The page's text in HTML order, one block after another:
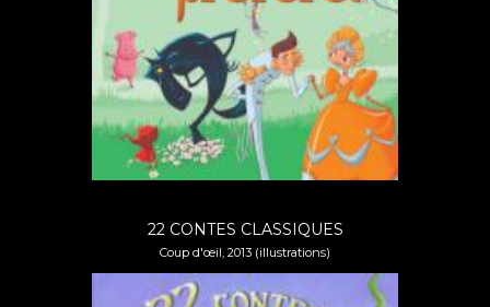
22 CONTES CLASSIQUES
Coup d'œil, 2013 (illustrations)